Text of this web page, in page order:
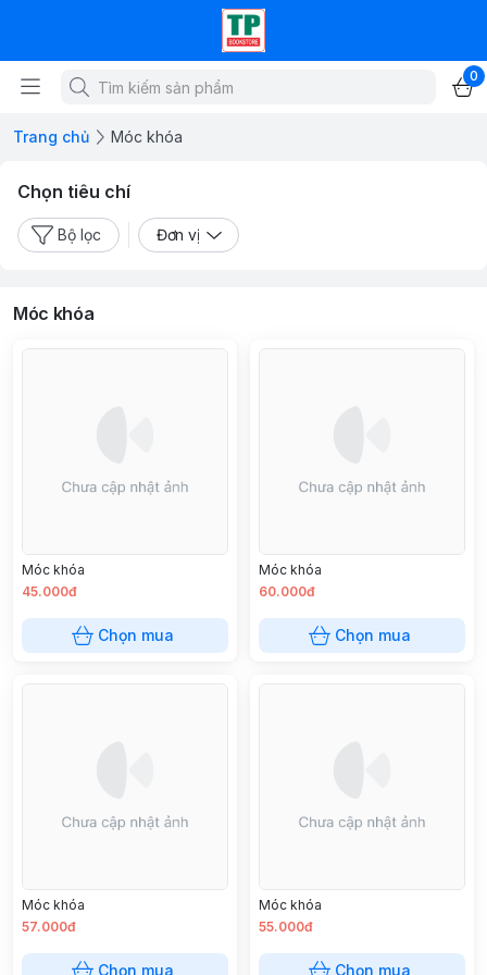
0
Trang chủ Móc khóa
Chọn tiêu chí
Bộ lọc Đơn vị
Móc khóa
Móc khóa
45.000đ
Chọn mua
Móc khóa
60.000đ
Chọn mua
Móc khóa
57.000đ
Chọn mua
Móc khóa
55.000đ
Chọn mua